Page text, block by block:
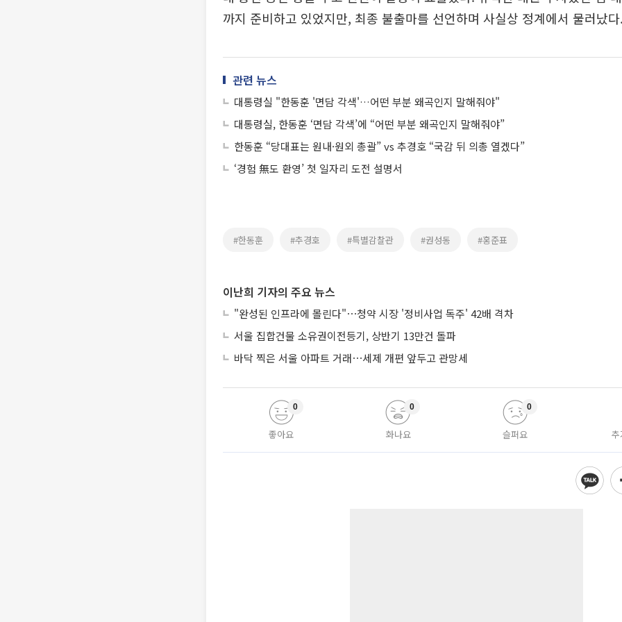
까지 준비하고 있었지만, 최종 불출마를 선언하며 사실상 정계에서 물러났
관련 뉴스
대통령실 "한동훈 '면담 각색'…어떤 부분 왜곡인지 말해줘야"
대통령실, 한동훈 ‘면담 각색’에 “어떤 부분 왜곡인지 말해줘야”
한동훈 “당대표는 원내·원외 총괄” vs 추경호 “국감 뒤 의총 열겠다”
‘경험 無도 환영’ 첫 일자리 도전 설명서
#한동훈 #추경호 #특별감찰관 #권성동 #홍준표
이난희 기자의 주요 뉴스
"완성된 인프라에 몰린다"⋯청약 시장 '정비사업 독주' 42배 격차
서울 집합건물 소유권이전등기, 상반기 13만건 돌파
바닥 찍은 서울 아파트 거래⋯세제 개편 앞두고 관망세
좋아요
0
화나요
0
슬퍼요
0